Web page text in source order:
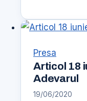
Presa
Articol 18
Adevarul
19/06/2020